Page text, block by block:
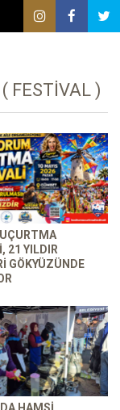
FESTIVAL )
21 YILDIR
GÖKYÜZÜNDE